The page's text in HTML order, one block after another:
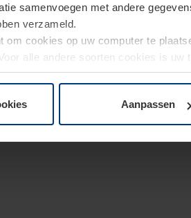
samenvoegen met andere
verzameld.
om cookies op uw computer te
alle andere soorten cookies is
op paginaPrivacyverklaringop
Aanpassen